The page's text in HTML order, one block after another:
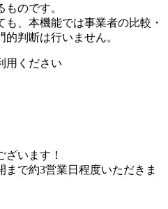
のです。
、本機能では事業者の比較・
判断は行いません。
用ください
ざいます！
で約3営業日程度いただきま